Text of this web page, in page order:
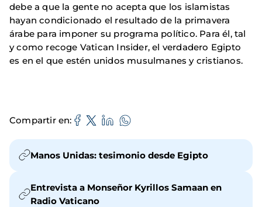
debe a que la gente no acepta que los islamistas
hayan condicionado el resultado de la primavera
árabe para imponer su programa político. Para él, tal
y como recoge Vatican Insider, el verdadero Egipto
es en el que estén unidos musulmanes y cristianos.
Compartir en
Manos Unidas: tesimonio desde Egipto
Entrevista a Monseñor Kyrillos Samaan en
Radio Vaticano